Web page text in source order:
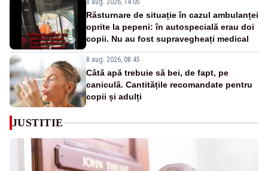
8 aug. 2026, 14:05
Răsturnare de situație în cazul ambulanței
oprite la pepeni: în autospecială erau doi
copii. Nu au fost supravegheați medical
8 aug. 2026, 08:45
Câtă apă trebuie să bei, de fapt, pe
caniculă. Cantitățile recomandate pentru
copii și adulți
JUSTITIE